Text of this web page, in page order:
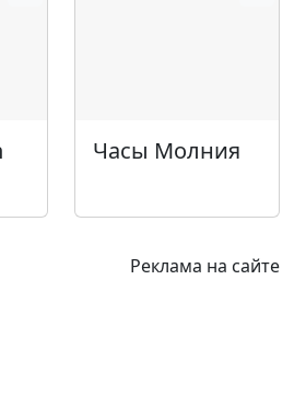
Часы Молния
Реклама на сайте